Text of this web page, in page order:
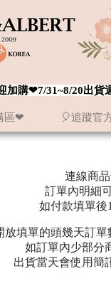
區❤ 🎈追蹤官
加購❤7/31~8/20出